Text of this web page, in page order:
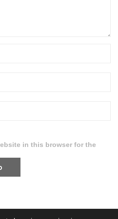
in this browser for the
·Política de Cookies